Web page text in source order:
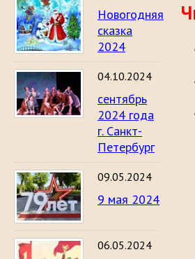
Новогодняя
сказка
2024
04.10.2024
сентябрь
2024 года
г. Санкт-
Петербург
09.05.2024
9 мая 2024
06.05.2024